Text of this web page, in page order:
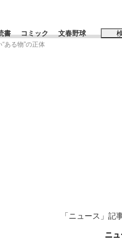
書 コミック 文春野球
ある物”の正体
「ニュース」記
ニ